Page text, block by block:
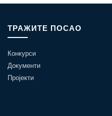
ТРАЖИТЕ ПОСАО
Конкурси
Документи
Пројекти